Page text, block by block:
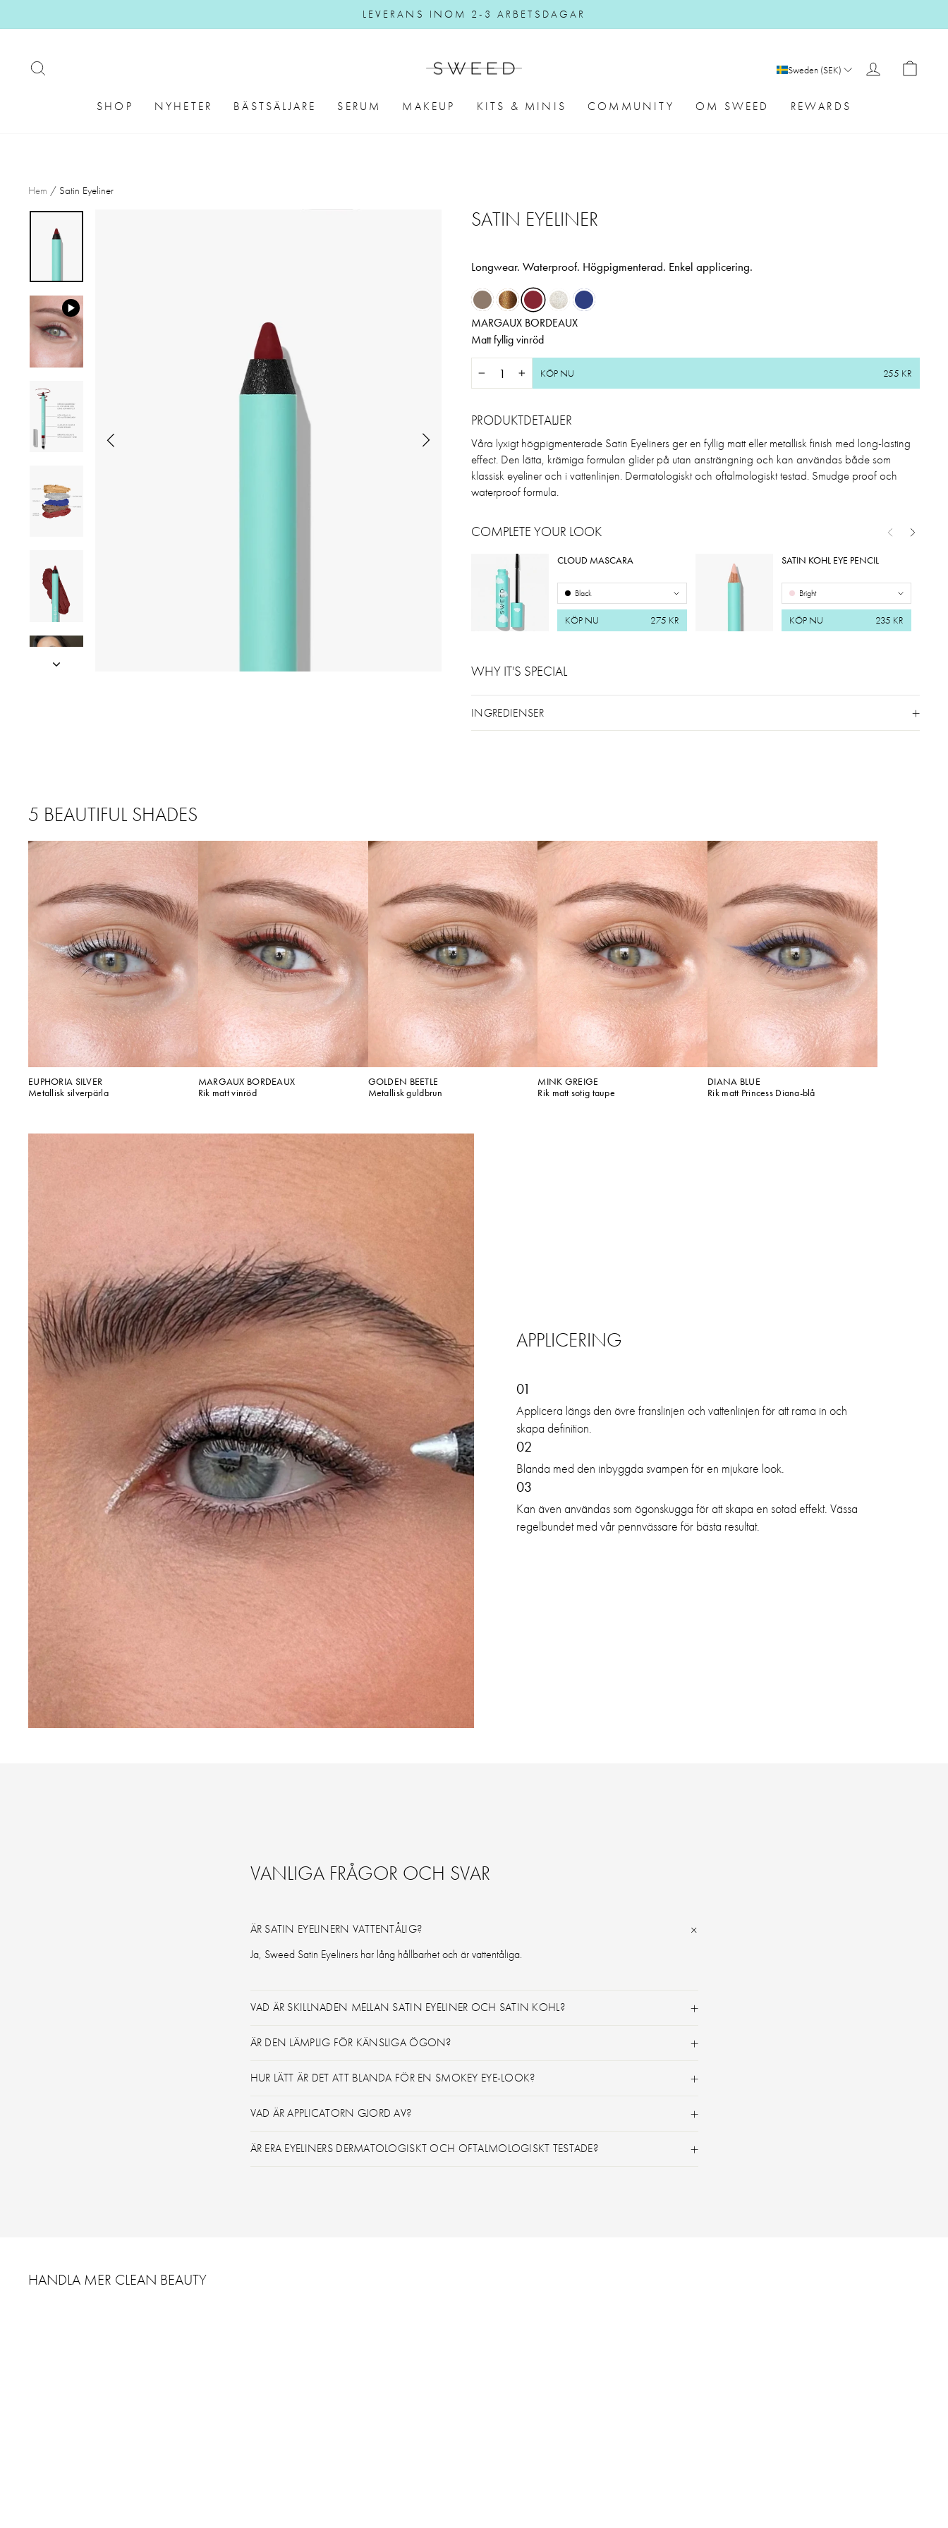
Pause slideshow
LEVERANS INOM 2-3 ARBETSDAGAR
Sweden (SEK) LOGGA
SHOP NYHETER BÄSTSÄLJARE SERUM MAKEUP KITS & MINIS COMMUNITY OM SWEED REWARDS
Hem / Satin Eyeliner
SATIN EYELINER
Longwear. Waterproof. Högpigmenterad. Enkel applicering.
MARGAUX BORDEAUX
Matt fyllig vinröd
KÖP NU 255 KR
PRODUKTDETALJER
Våra lyxigt högpigmenterade Satin Eyeliners ger en fyllig matt eller metallisk finish med long-lasting
effect. Den lätta, krämiga formulan glider på utan ansträngning och kan användas både som
klassisk eyeliner och i vattenlinjen. Dermatologiskt och oftalmologiskt testad. Smudge proofoch
waterproof formula.
COMPLETE YOUR LOOK
CLOUD MASCARA
Black
KÖP NU 275 KR
SATIN KOHL EYE PENCIL
Bright
KÖP NU 235 KR
WHY IT'S SPECIAL
INGREDIENSER
5 BEAUTIFUL SHADES
EUPHORIA SILVER
Metallisk silverpärla
MARGAUX BORDEAUX
Rik matt vinröd
GOLDEN BEETLE
Metallisk guldbrun
MINK GREIGE
Rik matt sotig taupe
DIANA BLUE
Rik matt Princess Diana-blå
APPLICERING
01
Applicera längs den övre franslinjen och vattenlinjen för att rama in och
skapa definition.
02
Blanda med den inbyggda svampen för en mjukare look.
03
Kan även användas som ögonskugga för att skapa en sotad effekt. Vässa
regelbundet med vår pennvässare för bästa resultat.
VANLIGA FRÅGOR OCH SVAR
ÄR SATIN EYELINERN VATTENTÅLIG?
Ja, Sweed Satin Eyeliners har lång hållbarhet och är vattentåliga.
VAD ÄR SKILLNADEN MELLAN SATIN EYELINER OCH SATIN KOHL?
ÄR DEN LÄMPLIG FÖR KÄNSLIGA ÖGON?
HUR LÄTT ÄR DET ATT BLANDA FÖR EN SMOKEY EYE-LOOK?
VAD ÄR APPLICATORN GJORD AV?
ÄR ERA EYELINERS DERMATOLOGISKT OCH OFTALMOLOGISKT TESTADE?
HANDLA MER CLEAN BEAUTY